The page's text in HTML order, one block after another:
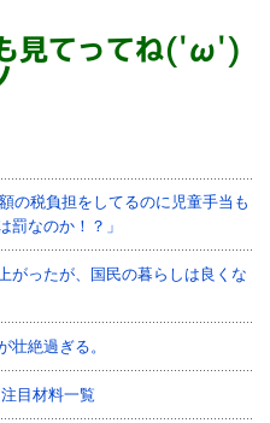
見てってね('ω')
の税負担をしてるのに児童手当も
罰なのか！？」
がったが、国民の暮らしは良くな
壮絶過ぎる。
目材料一覧